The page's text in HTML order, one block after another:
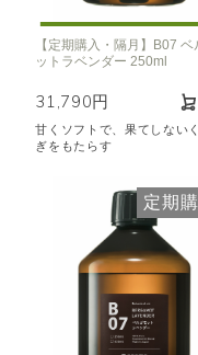
【定期購入・隔月】B07 ベ
ットラベンダー 250ml
31,790円
甘くソフトで、果てしない
ぎをもたらす
定期